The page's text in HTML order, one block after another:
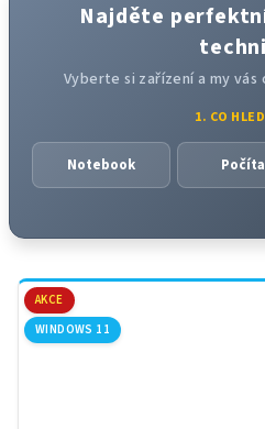
Najděte
Vyberte si zařízení a my
1. CO
Notebook
AKCE
WINDOWS 11